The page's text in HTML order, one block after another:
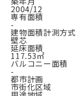
2004/12
専有面積
-
建物面積計測方式
壁芯
延床面積
117.53㎡
バルコニー面積
-
都市計画
市街化区域